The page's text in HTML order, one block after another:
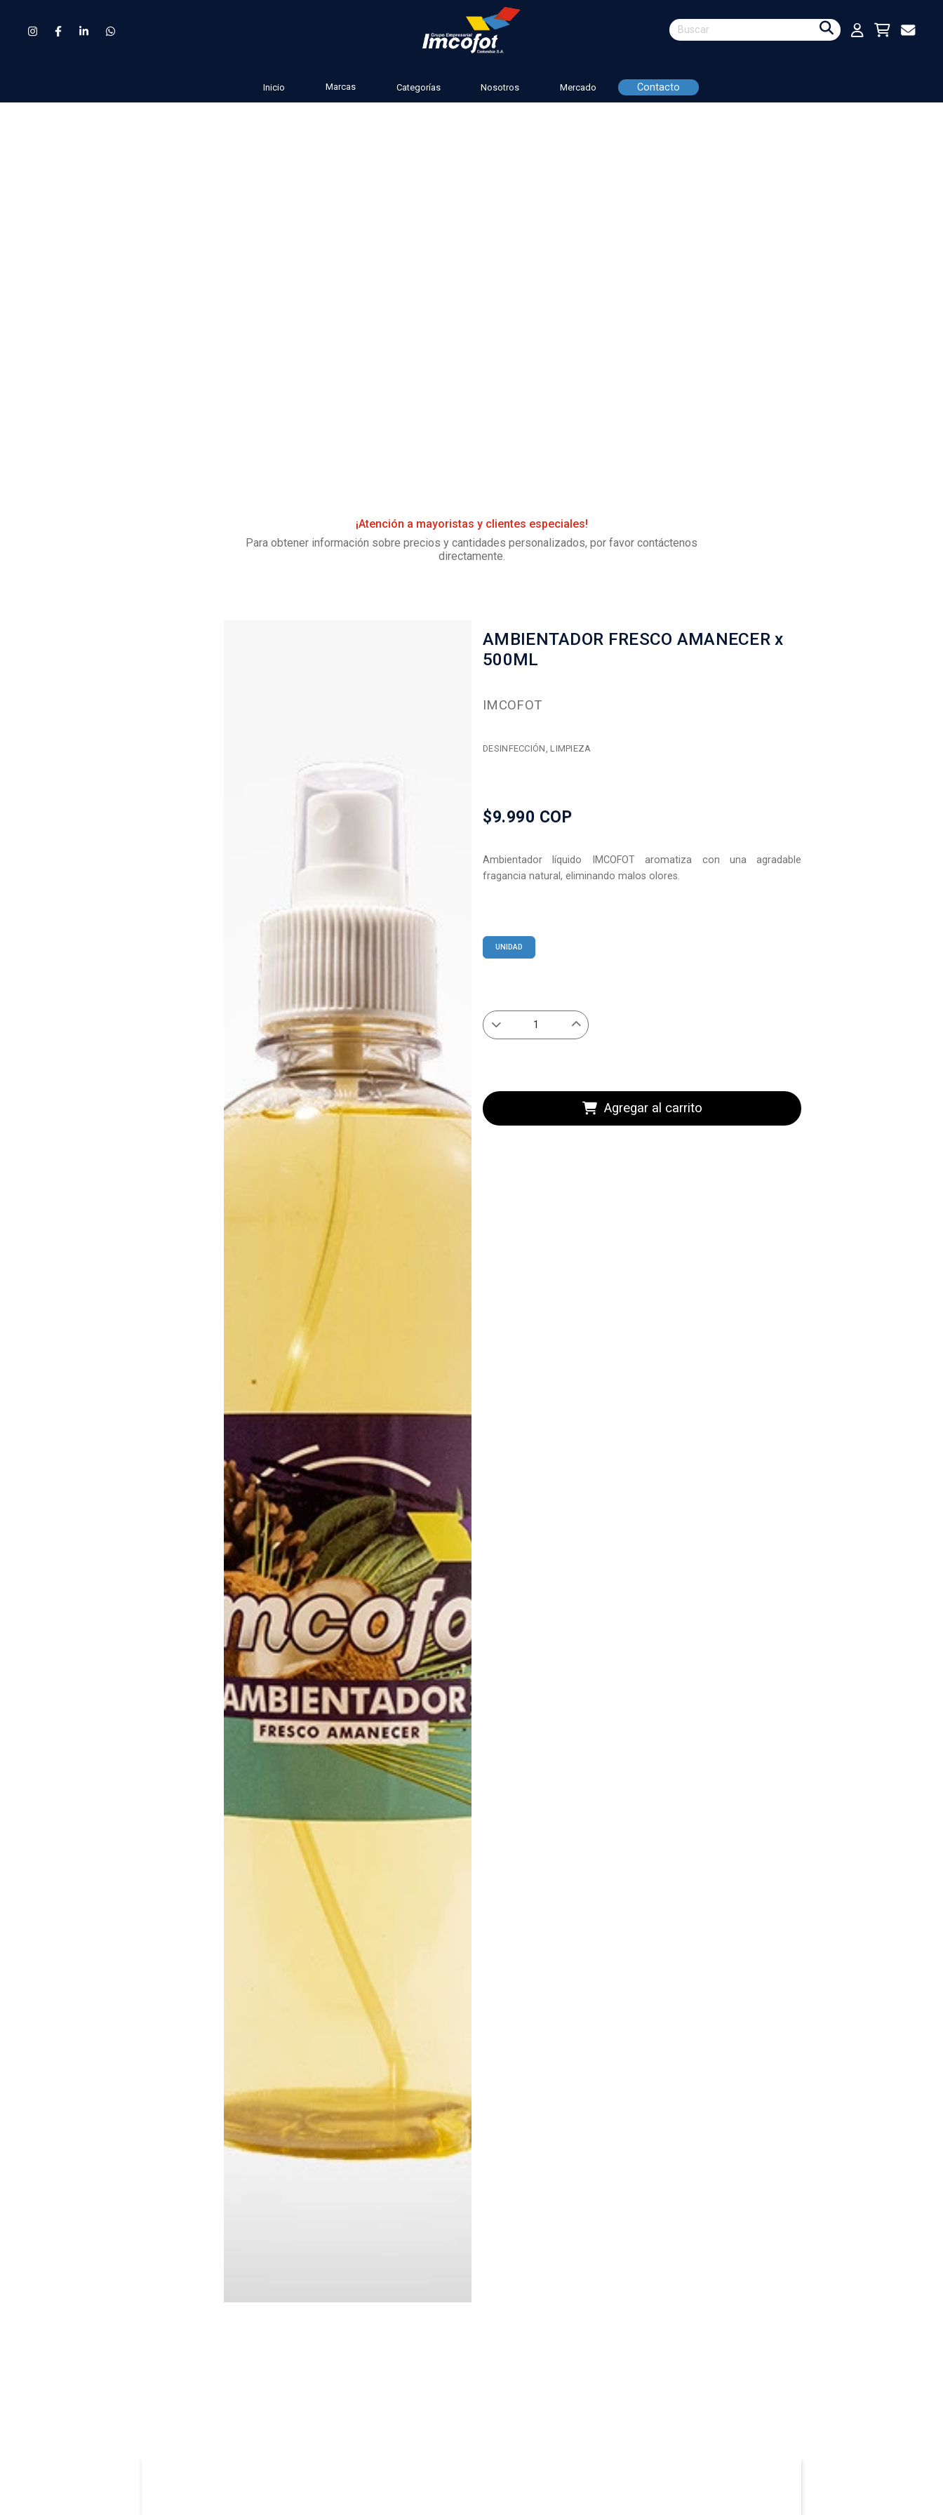
Inicio Marcas Categorías Nosotros Mercado Contacto
¡Atención a mayoristas y clientes especiales!
Para obtener información sobre precios y cantidades personalizados, por favor contáctenos
directamente.
AMBIENTADOR FRESCO AMANECER x
500ML
IMCOFOT
DESINFECCIÓN, LIMPIEZA
$9.990 COP
Ambientador líquido IMCOFOT aromatiza con una agradable
fragancia natural, eliminando malos olores.
UNIDAD
Agregar al carrito